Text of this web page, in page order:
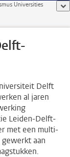
Universities
Delft
al jaren
Leiden-Delft-
met een multi-
aan